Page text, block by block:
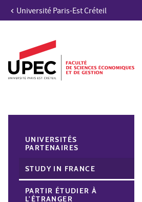
Aller au contenu
Accès directs
Recherche
Navigation secondaire
Université Paris-Est Créteil
UNIVERSITÉS
PARTENAIRES
STUDY IN FRANCE
PARTIR ÉTUDIER À
L'ÉTRANGER